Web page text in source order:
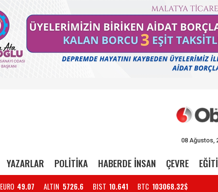
08 Ağustos,
YAZARLAR POLİTİKA HABERDE İNSAN ÇEVRE
EURO 49.07 ALTIN 5726.6 BIST 10.641 BTC 103068.32$